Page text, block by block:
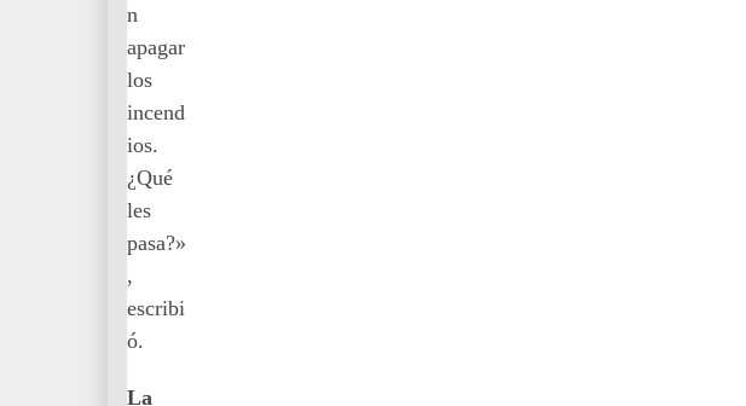
n
apagar
los
incend
ios.
¿Qué
les
pasa?»
,
escribi
ó.
La